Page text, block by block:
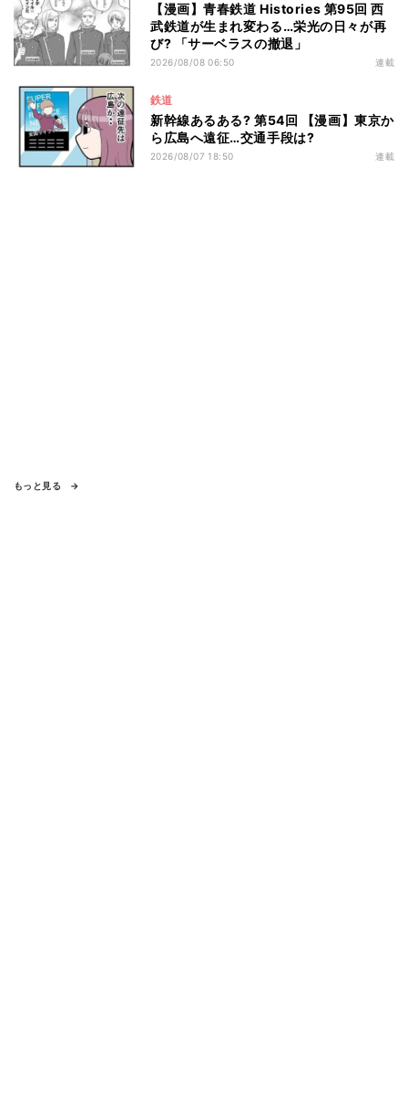
【漫画】青春鉄道 Histories 第95回 西
武鉄道が生まれ変わる…栄光の日々が再
び? 「サーベラスの撤退」
2026/08/08 06:50 連載
鉄道
新幹線あるある? 第54回 【漫画】東京か
ら広島へ遠征…交通手段は?
2026/08/07 18:50 連載
もっと見る